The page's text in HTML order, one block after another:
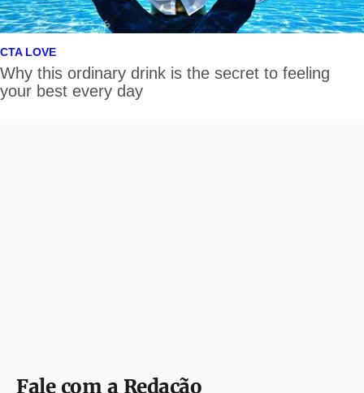
Fale com a Redação